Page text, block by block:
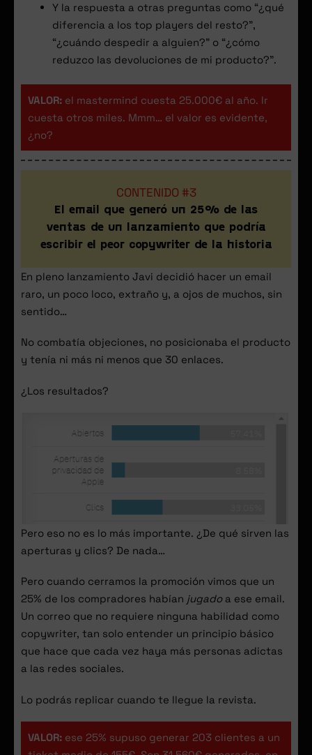
Y la respuesta a otras preguntas como “¿qué
diferencia a los top players del resto?”,
“¿cuándo despedir a alguien?” o “¿cómo
reduzco las devoluciones de mi producto?”.
VALOR: el mastermind cuesta 25.000€ al año. Ir
cuesta otros miles. Mmm… el valor es evidente,
¿no?
CONTENIDO #3
El email que generó un 25% de las
ventas de un lanzamiento que podría
escribir el peor copywriter de la historia
En pleno lanzamiento Javi decidió hacer un email
raro, un poco loco, extraño y, a ojos de muchos, sin
sentido…
No combatía objeciones, no posicionaba el producto
y tenía ni más ni menos que 30 enlaces.
¿Los resultados?
Pero eso no es lo más importante. ¿De qué sirven las
aperturas y clics? De nada…
Pero cuando cerramos la promoción vimos que un
25% de los compradores habían jugadoa ese email.
Un correo que no requiere ninguna habilidad como
copywriter, tan solo entender un principio básico
que hace que cada vez haya más personas adictas
a las redes sociales.
Lo podrás replicar cuando te llegue la revista.
VALOR: ese 25% supuso generar 203 clientes a un